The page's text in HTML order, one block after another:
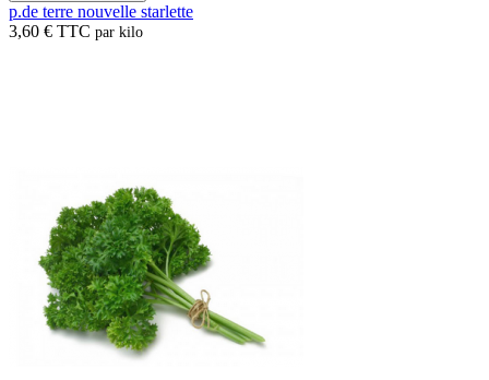
p.de terre nouvelle starlette
3,60 € TTC par kilo